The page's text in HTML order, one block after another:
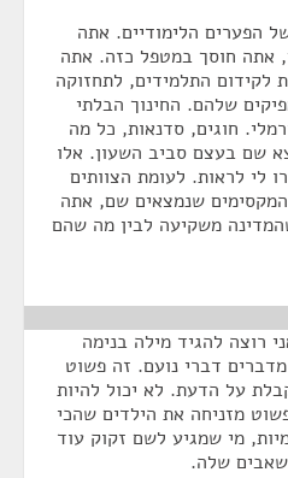
הפערים הלימודיים. אתה
אתה חוסך במטפל כזה. אתה
לקידום התלמידים, לתחזוקה
שלהם. החינוך הבלתי
חוגים, סדנאות, כל מה
שם בעצם סביב השעון. אלו
לי לראות. לעומת הצוותים
המקסימים שנמצאים שם, אתה
משקיעה לבין מה שהם
רוצה להגיד מילה בנימה
דברי נועם. זה פשוט
על הדעת. לא יכול להיות
מזניחה את הילדים שהכי
מי שמגיע לשם זקוק עוד
שלה.